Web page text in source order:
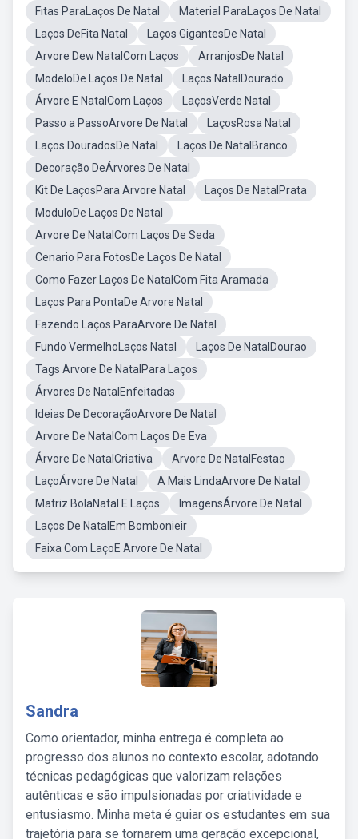
Fitas ParaLaços De Natal
Material ParaLaços De Natal
Laços DeFita Natal
Laços GigantesDe Natal
Arvore Dew NatalCom Laços
ArranjosDe Natal
ModeloDe Laços De Natal
Laços NatalDourado
Árvore E NatalCom Laços
LaçosVerde Natal
Passo a PassoArvore De Natal
LaçosRosa Natal
Laços DouradosDe Natal
Laços De NatalBranco
Decoração DeÁrvores De Natal
Kit De LaçosPara Arvore Natal
Laços De NatalPrata
ModuloDe Laços De Natal
Arvore De NatalCom Laços De Seda
Cenario Para FotosDe Laços De Natal
Como Fazer Laços De NatalCom Fita Aramada
Laços Para PontaDe Arvore Natal
Fazendo Laços ParaArvore De Natal
Fundo VermelhoLaços Natal
Laços De NatalDourao
Tags Arvore De NatalPara Laços
Árvores De NatalEnfeitadas
Ideias De DecoraçãoArvore De Natal
Arvore De NatalCom Laços De Eva
Árvore De NatalCriativa
Arvore De NatalFestao
LaçoÁrvore De Natal
A Mais LindaArvore De Natal
Matriz BolaNatal E Laços
ImagensÁrvore De Natal
Laços De NatalEm Bombonieir
Faixa Com LaçoE Arvore De Natal
Sandra
Como orientador, minha entrega é completa ao
progresso dos alunos no contexto escolar, adotando
técnicas pedagógicas que valorizam relações
autênticas e são impulsionadas por criatividade e
entusiasmo. Minha meta é guiar os estudantes em sua
trajetória para se tornarem uma geração excepcional,